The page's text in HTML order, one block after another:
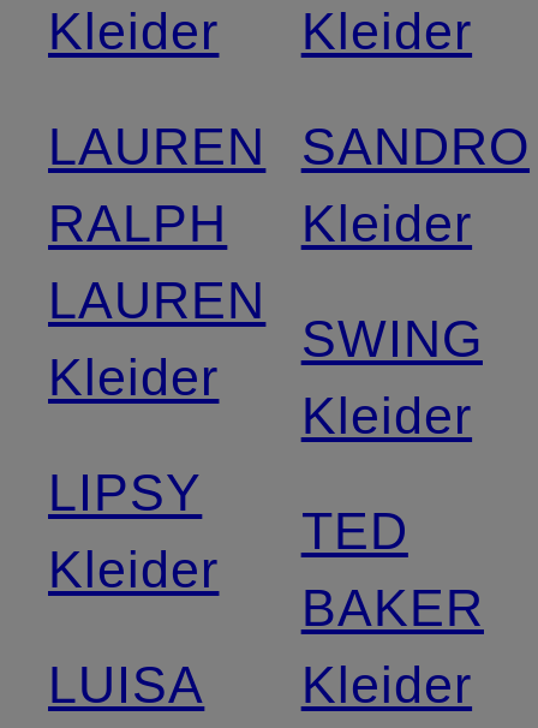
Kleider
LAUREN
RALPH
LAUREN
Kleider
LIPSY
Kleider
LUISA
Kleider
SANDRO
Kleider
SWING
Kleider
TED
BAKER
Kleider